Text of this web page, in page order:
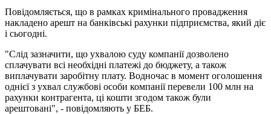
Повідомляється, що в рамках кримінального провадження
накладено арешт на банківські рахунки підприємства, який діє
і сьогодні.
"Слід зазначити, що ухвалою суду компанії дозволено
сплачувати всі необхідні платежі до бюджету, а також
виплачувати заробітну плату. Водночас в момент оголошення
однієї з ухвал службові особи компанії перевели 100 млн на
рахунки контрагента, ці кошти згодом також були
арештовані", - повідомляють у БЕБ.